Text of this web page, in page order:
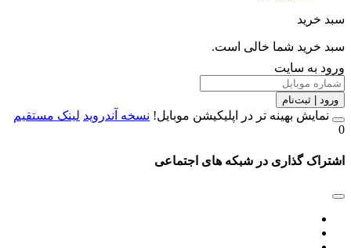
خرید شما خالی است.
به سایت
| ثبت‌نام
بهینه تر در اپلیکیشن موبایل!نسخه آندروید لینک مستقیم
گذاری در شبکه های اجتماعی